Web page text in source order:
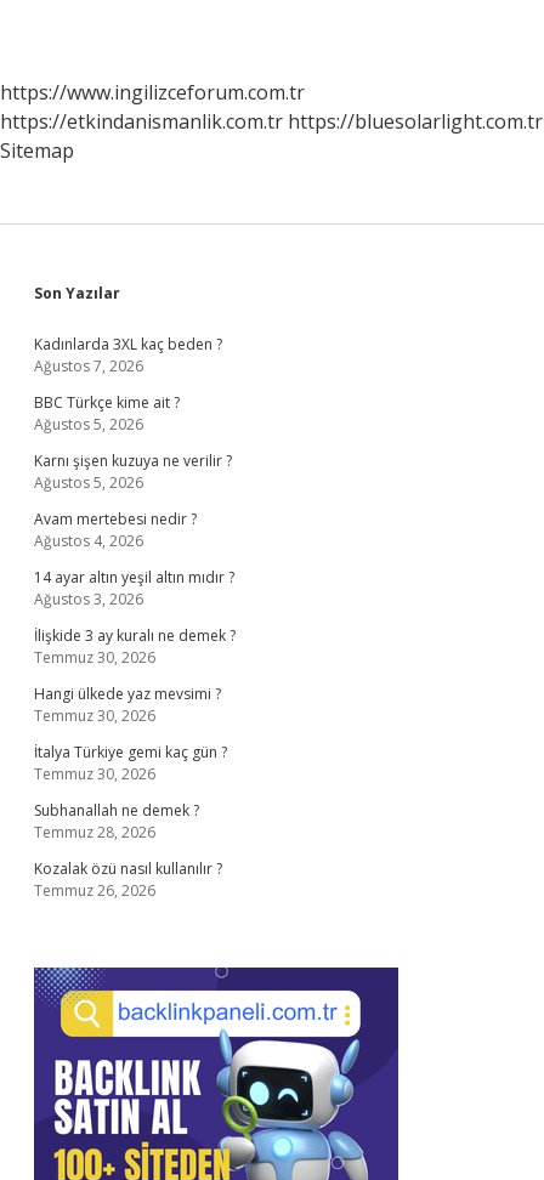
https://www.ingilizceforum.com.tr
https://etkindanismanlik.com.tr https://bluesolarlight.com.tr
Sitemap
Sidebar
Son Yazılar
Kadınlarda 3XL kaç beden ?
Ağustos 7, 2026
BBC Türkçe kime ait ?
Ağustos 5, 2026
Karnı şişen kuzuya ne verilir ?
Ağustos 5, 2026
Avam mertebesi nedir ?
Ağustos 4, 2026
14 ayar altın yeşil altın mıdır ?
Ağustos 3, 2026
İlişkide 3 ay kuralı ne demek ?
Temmuz 30, 2026
Hangi ülkede yaz mevsimi ?
Temmuz 30, 2026
İtalya Türkiye gemi kaç gün ?
Temmuz 30, 2026
Subhanallah ne demek ?
Temmuz 28, 2026
Kozalak özü nasıl kullanılır ?
Temmuz 26, 2026